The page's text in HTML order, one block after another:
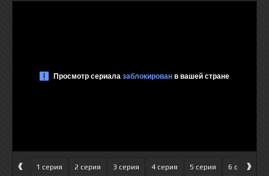
‹ 1 серия 2 серия 3 серия 4 серия 5 серия 6 серия
›